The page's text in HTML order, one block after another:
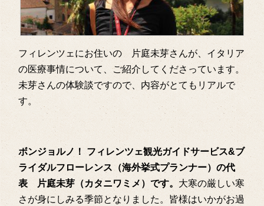
フィレンツェにお住いの 片庭未芽さんが、イタリア
の医療事情について、ご紹介してくださっています。
未芽さんの体験談ですので、内容がとてもリアルで
す。
ボンジョルノ！ フィレンツェ観光ガイドサービス&ブ
ライダルフローレンス（海外挙式プランナー）の代
表 片庭未芽（カタニワミメ）です。 大寒の厳しい寒
さが身にしみる季節となりました。皆様はいかがお過